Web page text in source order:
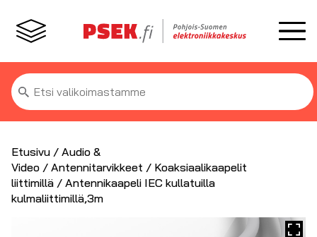
Etsi:
Etusivu / Audio &
Video / Antennitarvikkeet / Koaksiaalikaapelit
liittimillä / Antennikaapeli IEC kullatuilla
kulmaliittimillä,3m